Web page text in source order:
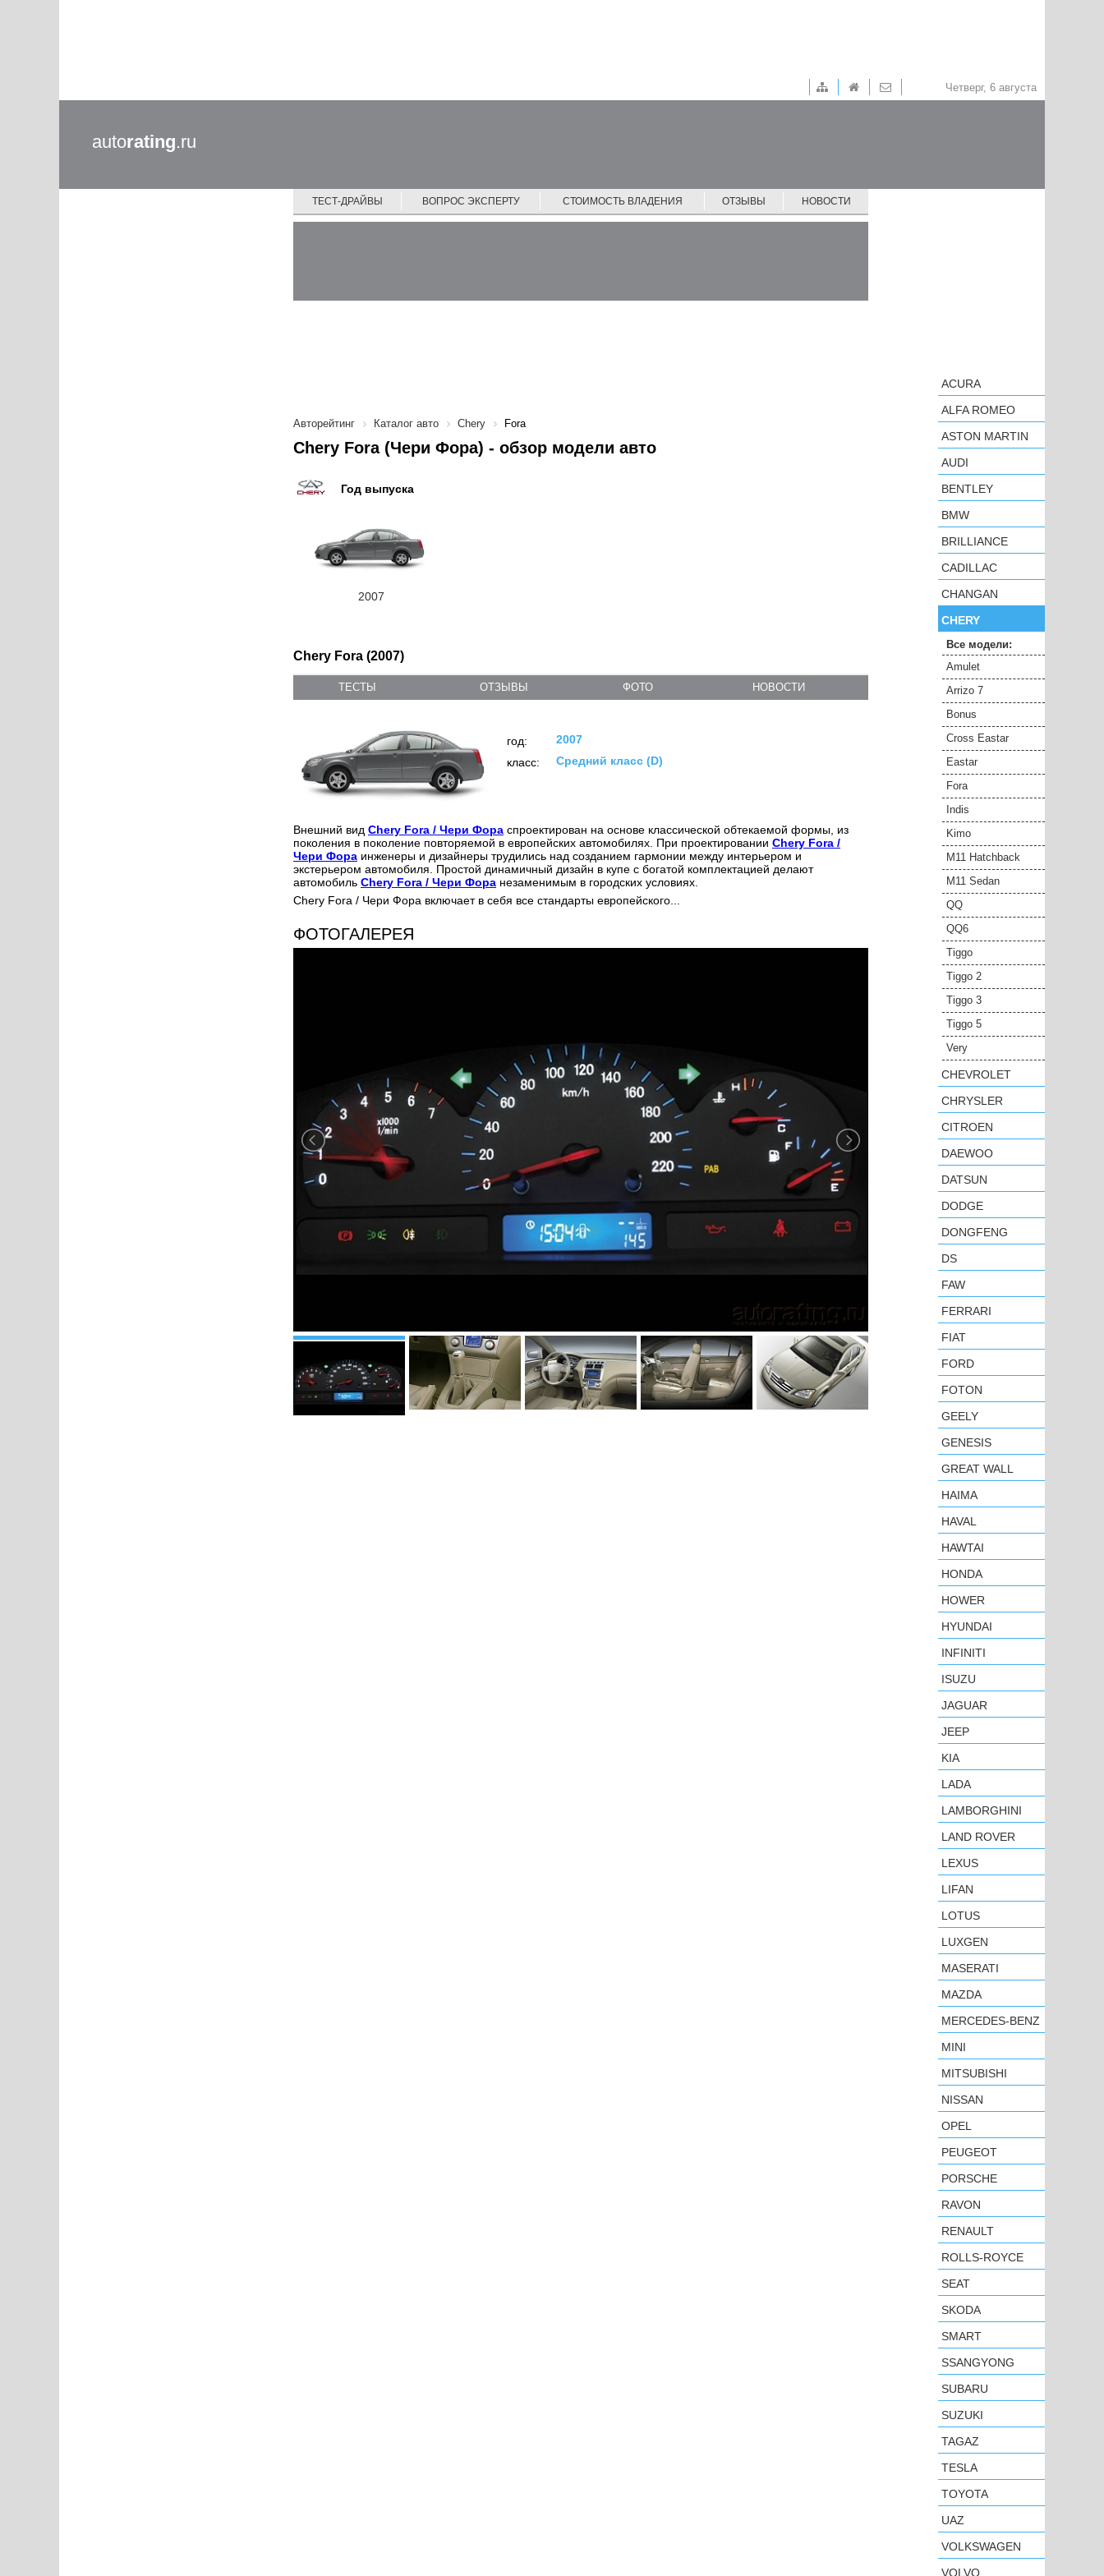
Четверг, 6 августа
autorating.ru
ТЕСТ-ДРАЙВЫ ВОПРОС ЭКСПЕРТУ СТОИМОСТЬ ВЛАДЕНИЯ ОТЗЫВЫ НОВОСТИ
Авторейтинг Каталог авто Chery Fora
Chery Fora (Чери Фора) - обзор модели авто
Год выпуска
2007
Chery Fora (2007)
ТЕСТЫ ОТЗЫВЫ ФОТО НОВОСТИ
год:
2007
класс:
Средний класс (D)
Внешний вид Chery Fora / Чери Фора спроектирован на основе классической обтекаемой формы, из
поколения в поколение повторяемой в европейских автомобилях. При проектировании Chery Fora /
Чери Фора инженеры и дизайнеры трудились над созданием гармонии между интерьером и
экстерьером автомобиля. Простой динамичный дизайн в купе с богатой комплектацией делают
автомобиль Chery Fora / Чери Фора незаменимым в городских условиях.
Chery Fora / Чери Фора включает в себя все стандарты европейского...
ФОТОГАЛЕРЕЯ
ACURA
ALFA ROMEO
ASTON MARTIN
AUDI
BENTLEY
BMW
BRILLIANCE
CADILLAC
CHANGAN
CHERY
Все модели:
Amulet
Arrizo 7
Bonus
Cross Eastar
Eastar
Fora
Indis
Kimo
M11 Hatchback
M11 Sedan
QQ
QQ6
Tiggo
Tiggo 2
Tiggo 3
Tiggo 5
Very
CHEVROLET
CHRYSLER
CITROEN
DAEWOO
DATSUN
DODGE
DONGFENG
DS
FAW
FERRARI
FIAT
FORD
FOTON
GEELY
GENESIS
GREAT WALL
HAIMA
HAVAL
HAWTAI
HONDA
HOWER
HYUNDAI
INFINITI
ISUZU
JAGUAR
JEEP
KIA
LADA
LAMBORGHINI
LAND ROVER
LEXUS
LIFAN
LOTUS
LUXGEN
MASERATI
MAZDA
MERCEDES-BENZ
MINI
MITSUBISHI
NISSAN
OPEL
PEUGEOT
PORSCHE
RAVON
RENAULT
ROLLS-ROYCE
SEAT
SKODA
SMART
SSANGYONG
SUBARU
SUZUKI
TAGAZ
TESLA
TOYOTA
UAZ
VOLKSWAGEN
VOLVO